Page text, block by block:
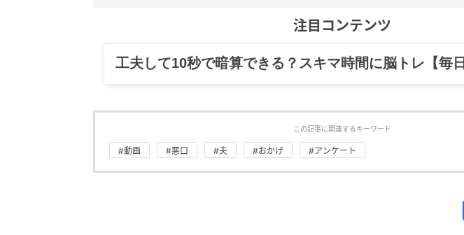
注目コンテンツ
グルメ、ギャグ、子育て、旅行記……全部、読めます。
この記事に関連するキーワード
#動画 #悪口 #夫 #おかげ #アンケート